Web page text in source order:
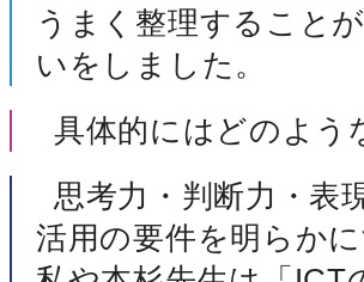
うまく整理すること
いをしました。
具体的にはどのよう
思考力・判断力・表
活用の要件を明らか